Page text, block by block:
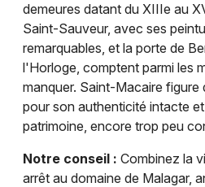
demeures datant du XIIIe au
Saint-Sauveur, avec ses
remarquables, et la porte de
l'Horloge, comptent parmi les
manquer. Saint-Macaire
pour son authenticité intacte
patrimoine, encore trop peu
Notre conseil : Combinez la
arrêt au domaine de Malagar,